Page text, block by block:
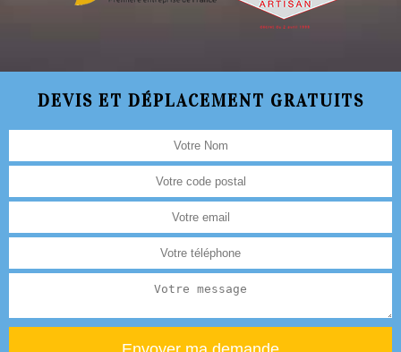
DEVIS ET DÉPLACEMENT GRATUITS